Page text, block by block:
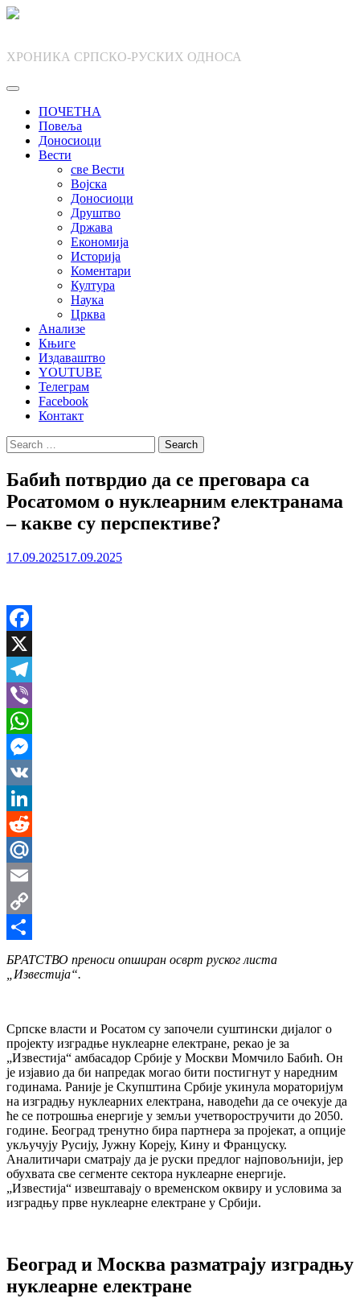
Skip
ХРОНИКА СРПСКО-РУСКИХ ОДНОСА
ПОЧЕТНА
Повеља
Доносиоци
Вести
све Вести
Војска
Доносиоци
Друштво
Држава
Економија
Историја
Коментари
Култура
Наука
Црква
Анализе
Књиге
Издаваштво
YOUTUBE
Телеграм
Facebook
Контакт
Search
for:
Бабић потврдио да се преговара са
Росатомом о нуклеарним електранама
– какве су перспективе?
17.09.202517.09.2025
Facebook
X
Telegram
Viber
WhatsApp
Messenger
VK
LinkedIn
Reddit
Mail.Ru
Email
Copy
Link
Share
БРАТСТВО преноси опширан осврт руског листа
„Известија“.
Српске власти и Росатом су започели суштински дијалог о
пројекту изградње нуклеарне електране, рекао је за
„Известија“ амбасадор Србије у Москви Момчило Бабић. Он
је изјавио да би напредак могао бити постигнут у наредним
годинама. Раније је Скупштина Србије укинула мораторијум
на изградњу нуклеарних електрана, наводећи да се очекује да
ће се потрошња енергије у земљи учетворостручити до 2050.
године. Београд тренутно бира партнера за пројекат, а опције
укључују Русију, Јужну Кореју, Кину и Француску.
Аналитичари сматрају да је руски предлог најповољнији, јер
обухвата све сегменте сектора нуклеарне енергије.
„Известија“ извештавају о временском оквиру и условима за
изградњу прве нуклеарне електране у Србији.
Београд и Москва разматрају изградњу
нуклеарне електране